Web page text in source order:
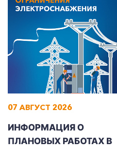
07 АВГУСТ 2026
ИНФОРМАЦИЯ О
ПЛАНОВЫХ РАБОТАХ В